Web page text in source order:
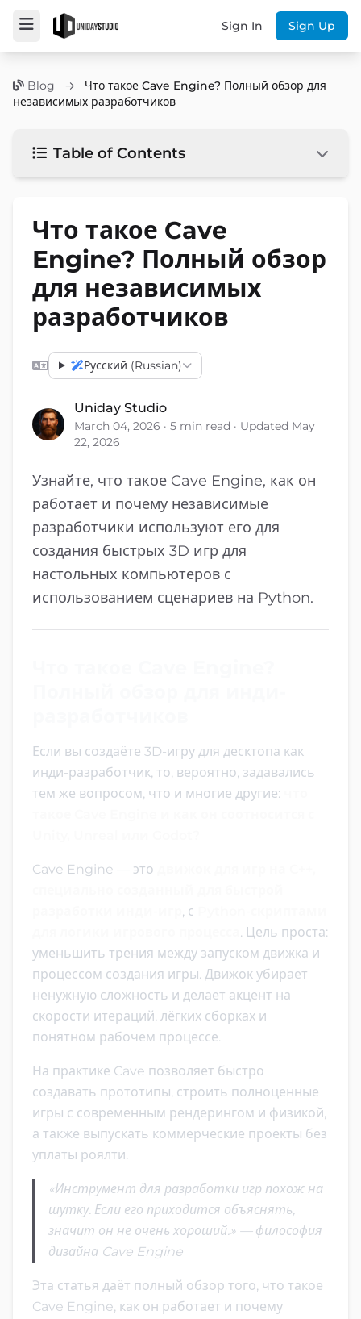
Sign In Sign Up
Blog →
Что такое Cave Engine? Полный обзор для
независимых разработчиков
Table of Contents
Что такое Cave
Engine? Полный обзор
для независимых
разработчиков
Русский (Russian)
Uniday Studio
March 04, 2026 · 5 min read · Updated May
22, 2026
Узнайте, что такое Cave Engine, как он
работает и почему независимые
разработчики используют его для
создания быстрых 3D игр для
настольных компьютеров с
использованием сценариев на Python.
Если вы создаёте 3D-игру для десктопа как
инди-разработчик, то, вероятно, задавались
тем же вопросом, что и многие другие:
Cave Engine — это
, с
. Цель проста:
уменьшить трения между запуском движка и
процессом создания игры. Движок убирает
ненужную сложность и делает акцент на
скорости итераций, лёгких сборках и
понятном рабочем процессе.
На практике Cave позволяет быстро
создавать прототипы, строить полноценные
игры с современным рендерингом и физикой,
а также выпускать коммерческие проекты без
уплаты роялти.
«Инструмент для разработки игр похож на
шутку. Если его приходится объяснять,
значит он не очень хороший.» — философия
дизайна Cave Engine
Эта статья даёт полный обзор того, что такое
Cave Engine, как он работает и почему